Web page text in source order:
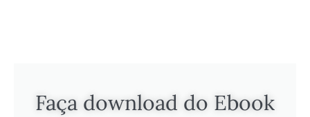
Faça download do Ebook